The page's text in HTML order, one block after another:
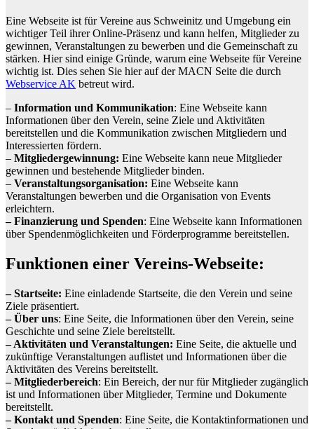
Eine Webseite ist für Vereine aus Schweinitz und Umgebung ein
wichtiger Teil ihrer Online-Präsenz und kann helfen, Mitglieder zu
gewinnen, Veranstaltungen zu bewerben und die Gemeinschaft zu
stärken. Hier sind einige Gründe, warum eine Webseite für Vereine
wichtig ist. Dies sehen Sie hier auf der MACN Seite die durch
Webservice AK betreut wird.
– Information und Kommunikation: Eine Webseite kann
Informationen über den Verein, seine Ziele und Aktivitäten
bereitstellen und die Kommunikation zwischen Mitgliedern und
Interessierten fördern.
– Mitgliedergewinnung: Eine Webseite kann neue Mitglieder
gewinnen und bestehende Mitglieder binden.
– Veranstaltungsorganisation: Eine Webseite kann
Veranstaltungen bewerben und die Organisation von Events
erleichtern.
– Finanzierung und Spenden: Eine Webseite kann Informationen
über Spendenmöglichkeiten und Förderprogramme bereitstellen.
Funktionen einer Vereins-Webseite:
– Startseite: Eine einladende Startseite, die den Verein und seine
Ziele präsentiert.
– Über uns: Eine Seite, die Informationen über den Verein, seine
Geschichte und seine Ziele bereitstellt.
– Aktivitäten und Veranstaltungen: Eine Seite, die aktuelle und
zukünftige Veranstaltungen auflistet und Informationen über die
Aktivitäten des Vereins bereitstellt.
– Mitgliederbereich: Ein Bereich, der nur für Mitglieder zugänglich
ist und Informationen über Mitglieder, Termine und Dokumente
bereitstellt.
– Kontakt und Spenden: Eine Seite, die Kontaktinformationen und